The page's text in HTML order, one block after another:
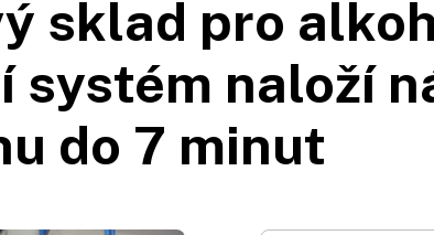
sklad pro
systém naloží
do 7 minut